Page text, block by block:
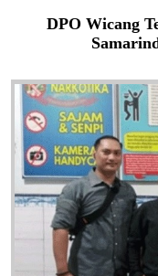
DPO Wicang